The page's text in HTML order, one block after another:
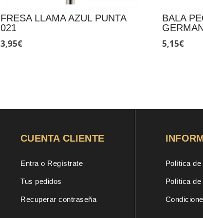
FRESA LLAMA AZUL PUNTA
021
3,95€
BALA
5,15€
CUENTA CLIENTE
Entra o Regístrate
Tus pedidos
Recuperar contraseña
Política
Política